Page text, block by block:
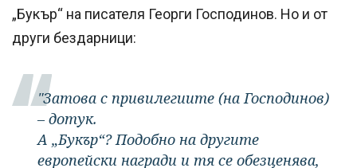
„Букър“ на писателя Георги Господинов. Но и от
други бездарници:
"Затова с привилегиите (на Господинов)
– дотук.
А „Букър“? Подобно на другите
европейски награди и тя се обезценява,